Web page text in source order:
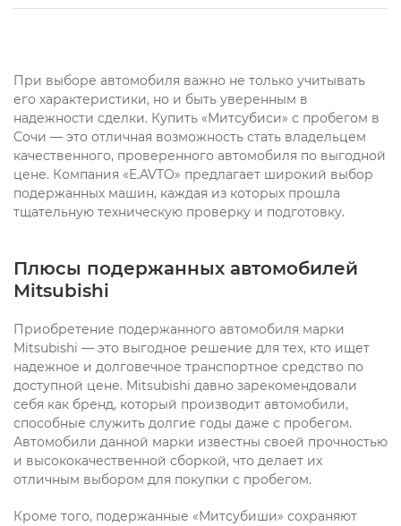
При выборе автомобиля важно не только учитывать
его характеристики, но и быть уверенным в
надежности сделки. Купить «Митсубиси» с пробегом в
Сочи — это отличная возможность стать владельцем
качественного, проверенного автомобиля по выгодной
цене. Компания «E.AVTO» предлагает широкий выбор
подержанных машин, каждая из которых прошла
тщательную техническую проверку и подготовку.
Плюсы подержанных автомобилей
Mitsubishi
Приобретение подержанного автомобиля марки
Mitsubishi — это выгодное решение для тех, кто ищет
надежное и долговечное транспортное средство по
доступной цене. Mitsubishi давно зарекомендовали
себя как бренд, который производит автомобили,
способные служить долгие годы даже с пробегом.
Автомобили данной марки известны своей прочностью
и высококачественной сборкой, что делает их
отличным выбором для покупки с пробегом.
Кроме того, подержанные «Митсубиши» сохраняют